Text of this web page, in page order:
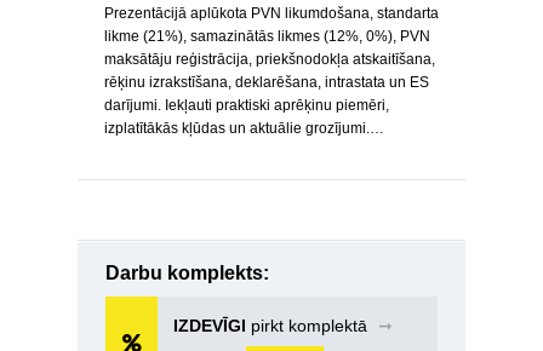
Prezentācijā aplūkota PVN likumdošana, standarta
likme (21%), samazinātās likmes (12%, 0%), PVN
maksātāju reģistrācija, priekšnodokļa atskaitīšana,
rēķinu izrakstīšana, deklarēšana, intrastata un ES
darījumi. Iekļauti praktiski aprēķinu piemēri,
izplatītākās kļūdas un aktuālie grozījumi.…
Darbu komplekts:
IZDEVĪGI pirkt komplektā
➞